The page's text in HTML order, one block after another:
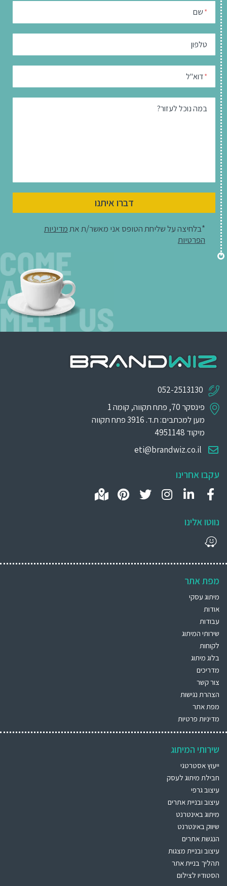
* שם
טלפון
*דוא"ל
במה נוכל לעזור?
דברו איתנו
*בלחיצה על שליחת הטופס אני מאשר/ת אתמדיניות
הפרטיות
052-2513130
פינסקר 70, פתח תקווה, קומה 1
מען למכתבים: ת.ד. 3916 פתח תקווה
מיקוד 4951148
eti@brandwiz.co.il
עקבו אחרינו
נווטו אלינו
מפת אתר
מיתוג עסקי
אודות
עבודות
שירותי המיתוג
לקוחות
בלוג מיתוג
מדריכים
צור קשר
הצהרת נגישות
מפת אתר
מדיניות פרטיות
שירותי המיתוג
ייעוץ אסטרטגי
חבילת מיתוג לעסק
עיצוב גרפי
עיצוב ובניית אתרים
מיתוג באינטרנט
שיווק באינטרנט
הנגשת אתרים
עיצוב ובניית מצגות
תהליך בניית אתר
הסטודיו לצילום